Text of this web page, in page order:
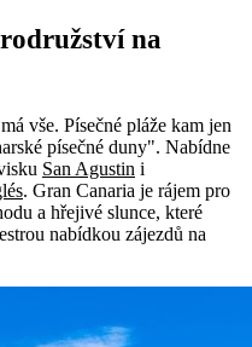
na
vše. Písečné pláže kam jen
písečné duny". Nabídne
San Agustin i
. Gran Canaria je rájem pro
a hřejivé slunce, které
nabídkou zájezdů na